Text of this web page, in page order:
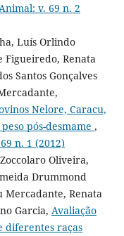
v. 69 n. 2
Luís Orlindo
Figueiredo, Renata
Santos Gonçalves
Nelore, Caracu,
pós-desmame ,
n. 1 (2012)
Oliveira,
Drummond
Renata
Garcia, Avaliação
diferentes raças